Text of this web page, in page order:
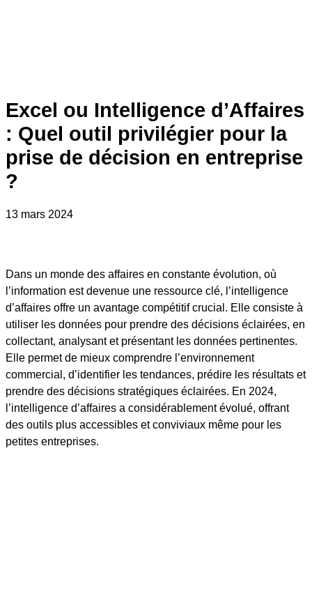
Excel ou Intelligence d’Affaires
: Quel outil privilégier pour la
prise de décision en entreprise
?
13 mars 2024
Dans un monde des affaires en constante évolution, où
l’information est devenue une ressource clé, l’intelligence
d’affaires offre un avantage compétitif crucial. Elle consiste à
utiliser les données pour prendre des décisions éclairées, en
collectant, analysant et présentant les données pertinentes.
Elle permet de mieux comprendre l’environnement
commercial, d’identifier les tendances, prédire les résultats et
prendre des décisions stratégiques éclairées. En 2024,
l’intelligence d’affaires a considérablement évolué, offrant
des outils plus accessibles et conviviaux même pour les
petites entreprises.